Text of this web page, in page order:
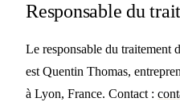
Responsable du
Le responsable du traitement
est Quentin Thomas,
à Lyon, France. Contact :